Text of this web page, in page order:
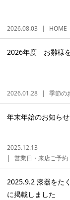
2026.08.03 HOME
2026年度 お雛様
2026.01.28 季節の
年末年始のお知らせ
2025.12.13
営業日・来店ご予約
2025.9.2 漆器をた
に掲載しました